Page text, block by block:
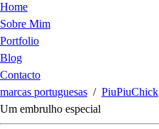
Home
Sobre Mim
Portfolio
Blog
Contacto
marcas portuguesas / PiuPiuChick
Um embrulho especial